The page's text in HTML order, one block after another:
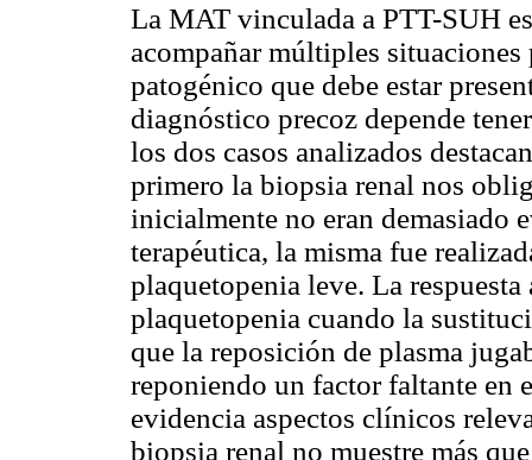
La MAT vinculada a PTT-SUH
acompañar múltiples
patogénico que debe estar
diagnóstico precoz depende
los dos casos analizados
primero la biopsia renal nos
inicialmente no eran demasiado
terapéutica, la misma fue
plaquetopenia leve. La
plaquetopenia cuando la
que la reposición de plasma
reponiendo un factor faltante en
evidencia aspectos clínicos
biopsia renal no muestre más